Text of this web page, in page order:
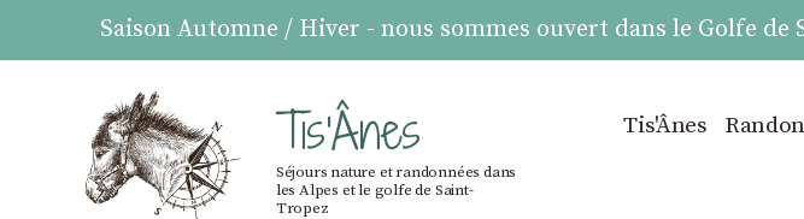
Saison Automne / Hiver - nous sommes ouvert dans le Golfe de
Tis'Ânes
Séjours nature et randonnées dans
les Alpes et le golfe de Saint-
Tropez
Tis'Ânes